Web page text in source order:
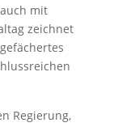
mit
zeichnet
Regierung,